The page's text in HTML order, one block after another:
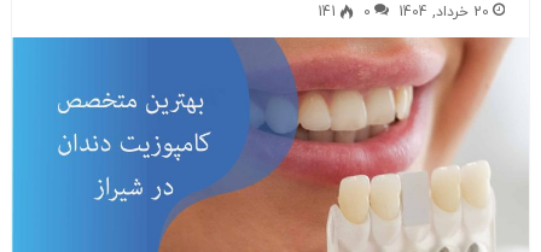
20 خرداد, 1404 0
141